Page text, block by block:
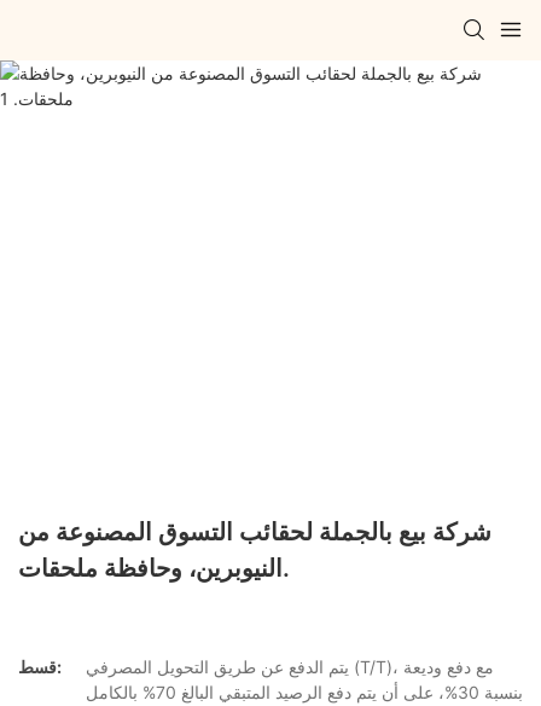
شركة بيع بالجملة لحقائب التسوق المصنوعة من
النيوبرين، وحافظة ملحقات.
قسط:
يتم الدفع عن طريق التحويل المصرفي (T/T)، مع دفع وديعة
بنسبة 30%، على أن يتم دفع الرصيد المتبقي البالغ 70% بالكامل